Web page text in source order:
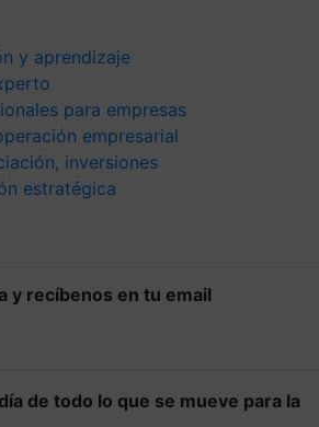
y aprendizaje
para empresas
empresarial
inversiones
estratégica
y recíbenos en tu email
de todo lo que se mueve para la